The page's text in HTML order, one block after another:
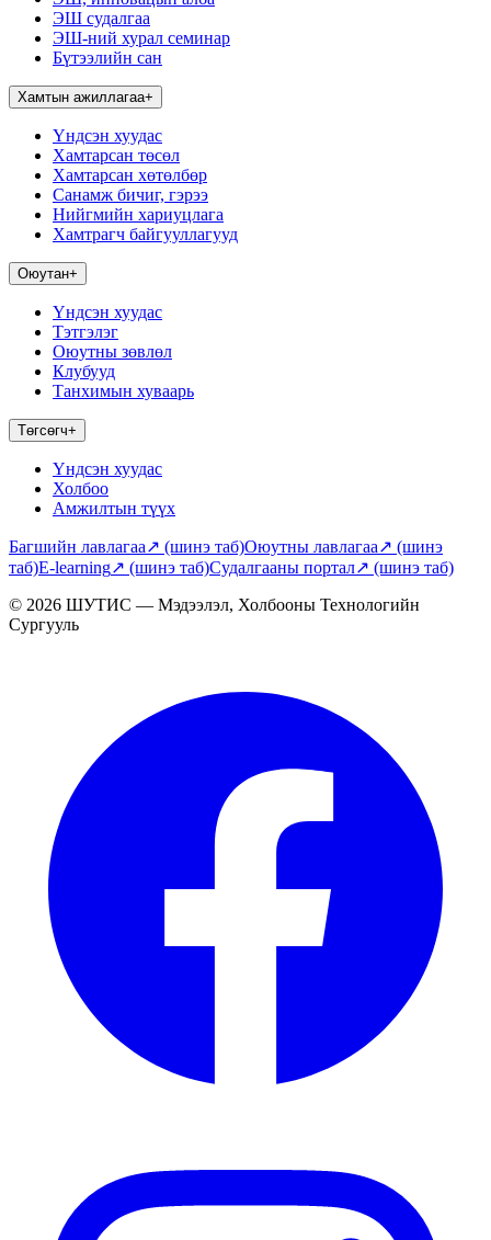
ЭШ судалгаа
ЭШ-ний хурал семинар
Бүтээлийн сан
Хамтын ажиллагаа+
Үндсэн хуудас
Хамтарсан төсөл
Хамтарсан хөтөлбөр
Санамж бичиг, гэрээ
Нийгмийн хариуцлага
Хамтрагч байгууллагууд
Оюутан+
Үндсэн хуудас
Тэтгэлэг
Оюутны зөвлөл
Клубууд
Танхимын хуваарь
Төгсөгч+
Үндсэн хуудас
Холбоо
Амжилтын түүх
Багшийн лавлагаа↗ (шинэ таб)Оюутны лавлагаа↗ (шинэ
таб)E-learning↗ (шинэ таб)Судалгааны портал↗ (шинэ таб)
© 2026 ШУТИС — Мэдээлэл, Холбооны Технологийн
Сургууль